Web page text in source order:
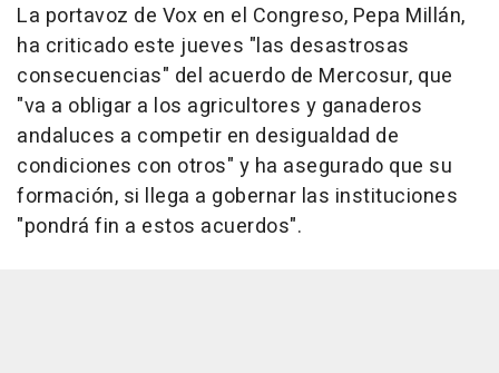
La portavoz de Vox en el Congreso, Pepa Millán,
ha criticado este jueves "las desastrosas
consecuencias" del acuerdo de Mercosur, que
"va a obligar a los agricultores y ganaderos
andaluces a competir en desigualdad de
condiciones con otros" y ha asegurado que su
formación, si llega a gobernar las instituciones
"pondrá fin a estos acuerdos".